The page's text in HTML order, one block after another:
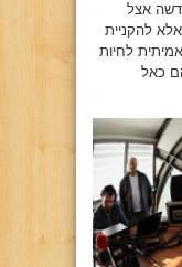
אצל
להקניית
לחיות
כאל